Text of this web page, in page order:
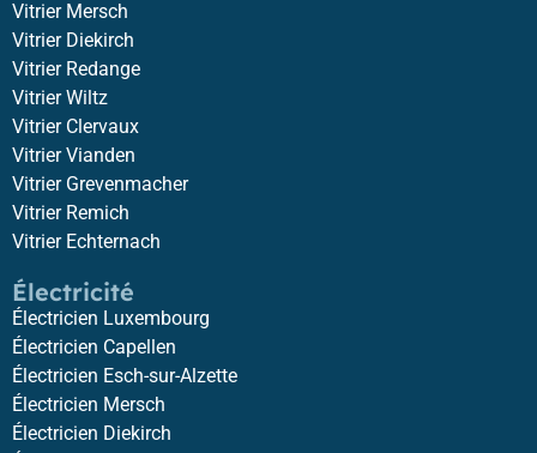
Vitrier Mersch
Vitrier Diekirch
Vitrier Redange
Vitrier Wiltz
Vitrier Clervaux
Vitrier Vianden
Vitrier Grevenmacher
Vitrier Remich
Vitrier Echternach
Électricité
Électricien Luxembourg
Électricien Capellen
Électricien Esch-sur-Alzette
Électricien Mersch
Électricien Diekirch